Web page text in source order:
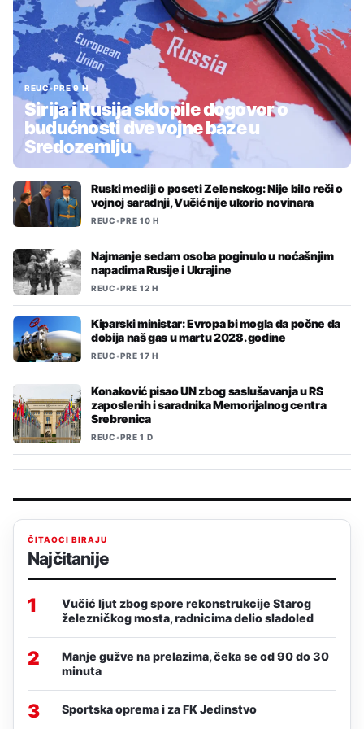
REUC•PRE 9 H
Sirija i Rusija sklopile dogovor o
budućnosti dve vojne baze u
Sredozemlju
Ruski mediji o poseti Zelenskog: Nije bilo reči o
vojnoj saradnji, Vučić nije ukorio novinara
REUC•PRE 10 H
Najmanje sedam osoba poginulo u noćašnjim
napadima Rusije i Ukrajine
REUC•PRE 12 H
Kiparski ministar: Evropa bi mogla da počne da
dobija naš gas u martu 2028. godine
REUC•PRE 17 H
Konaković pisao UN zbog saslušavanja u RS
zaposlenih i saradnika Memorijalnog centra
Srebrenica
REUC•PRE 1 D
ČITAOCI BIRAJU
Najčitanije
1
Vučić ljut zbog spore rekonstrukcije Starog
železničkog mosta, radnicima delio sladoled
2
Manje gužve na prelazima, čeka se od 90 do 30
minuta
3 Sportska oprema i za FK Jedinstvo